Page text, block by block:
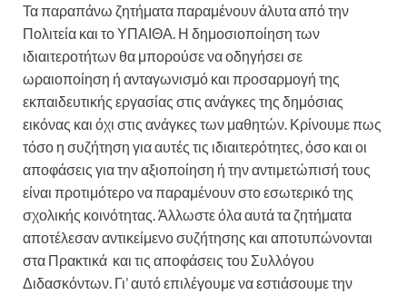
Τα παραπάνω ζητήματα παραμένουν άλυτα από την
Πολιτεία και το ΥΠΑΙΘΑ. Η δημοσιοποίηση των
ιδιαιτεροτήτων θα μπορούσε να οδηγήσει σε
ωραιοποίηση ή ανταγωνισμό και προσαρμογή της
εκπαιδευτικής εργασίας στις ανάγκες της δημόσιας
εικόνας και όχι στις ανάγκες των μαθητών. Κρίνουμε πως
τόσο η συζήτηση για αυτές τις ιδιαιτερότητες, όσο και οι
αποφάσεις για την αξιοποίηση ή την αντιμετώπισή τους
είναι προτιμότερο να παραμένουν στο εσωτερικό της
σχολικής κοινότητας. Άλλωστε όλα αυτά τα ζητήματα
αποτέλεσαν αντικείμενο συζήτησης και αποτυπώνονται
στα Πρακτικά και τις αποφάσεις του Συλλόγου
Διδασκόντων. Γι’ αυτό επιλέγουμε να εστιάσουμε την